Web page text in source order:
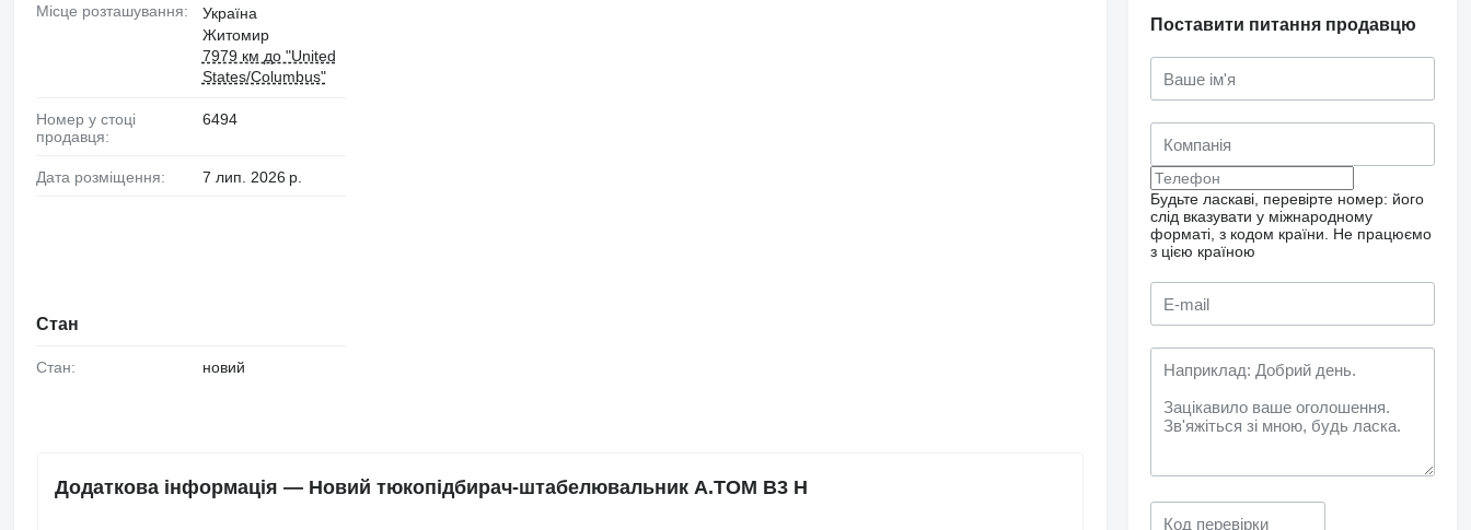
Місце розташування:
Україна
Житомир
7979 км до "United
States/Columbus"
Номер у стоці
продавця:
6494
Дата розміщення: 7 лип. 2026 р.
Стан
Стан: новий
Додаткова інформація — Новий тюкопідбирач-штабелювальник A.TOM B3 H
Поставити питання продавцю
Будьте ласкаві, перевірте номер: його
слід вказувати у міжнародному
форматі, з кодом країни.
Не працюємо
з цією країною